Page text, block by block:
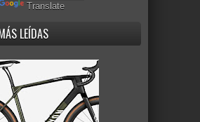
Translate
LEÍDAS